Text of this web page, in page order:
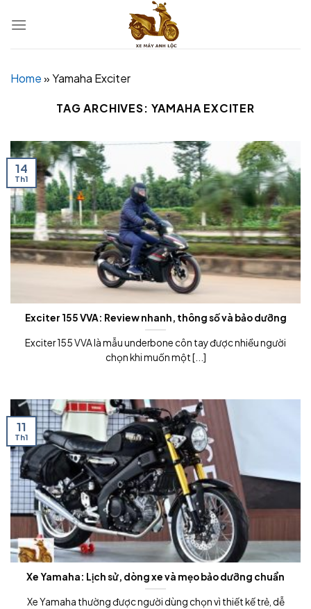
Home»Yamaha Exciter
TAG ARCHIVES: YAMAHA EXCITER
Exciter 155 VVA: Review nhanh, thông số và bảo dưỡng
Exciter 155 VVA là mẫu underbone côn tay được nhiều người
chọn khi muốn một [...]
14
Th1
Xe Yamaha: Lịch sử, dòng xe và mẹo bảo dưỡng chuẩn
Xe Yamaha thường được người dùng chọn vì thiết kế trẻ, dễ
11
Th1